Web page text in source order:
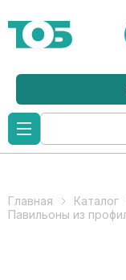
Главная Каталог
Павильоны из